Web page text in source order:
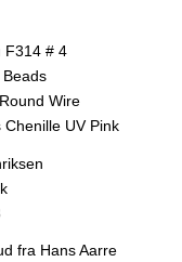
F314 # 4
Beads
Wire
UV Pink
fra Hans Aarre